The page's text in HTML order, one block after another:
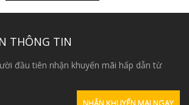
THÔNG TIN
đầu tiên nhận khuyến mãi hấp dẫn từ